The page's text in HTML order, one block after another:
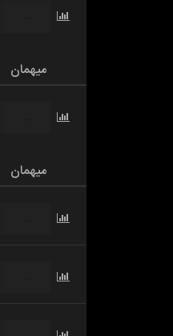
میهمان
میهمان